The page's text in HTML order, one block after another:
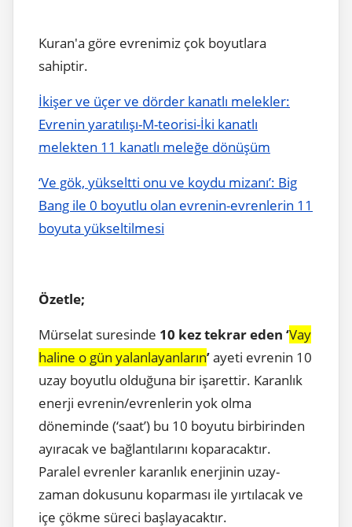
Kuran'a göre evrenimiz çok boyutlara
sahiptir.
İkişer ve üçer ve dörder kanatlı melekler:
Evrenin yaratılışı-M-teorisi-İki kanatlı
melekten 11 kanatlı meleğe dönüşüm
‘Ve gök, yükseltti onu ve koydu mizanı’: Big
Bang ile 0 boyutlu olan evrenin-evrenlerin 11
boyuta yükseltilmesi
Özetle;
Mürselat suresinde 10 kez tekrar eden ‘Vay
haline o gün yalanlayanların’ayeti evrenin 10
uzay boyutlu olduğuna bir işarettir. Karanlık
enerji evrenin/evrenlerin yok olma
döneminde (‘saat’) bu 10 boyutu birbirinden
ayıracak ve bağlantılarını koparacaktır.
Paralel evrenler karanlık enerjinin uzay-
zaman dokusunu koparması ile yırtılacak ve
içe çökme süreci başlayacaktır.